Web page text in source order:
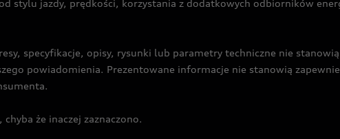
stylu jazdy, prędkości, korzystania z dodatkowych odbiorników
specyfikacje, opisy, rysunki lub parametry techniczne nie
powiadomienia. Prezentowane informacje nie stanowią
że inaczej zaznaczono.